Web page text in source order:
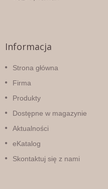
Informacja
Strona główna
Firma
Produkty
Dostępne w magazynie
Aktualności
eKatalog
Skontaktuj się z nami